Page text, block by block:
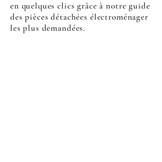
en quelques clics grâce à notre guide
des pièces détachées électroménager
les plus demandées.